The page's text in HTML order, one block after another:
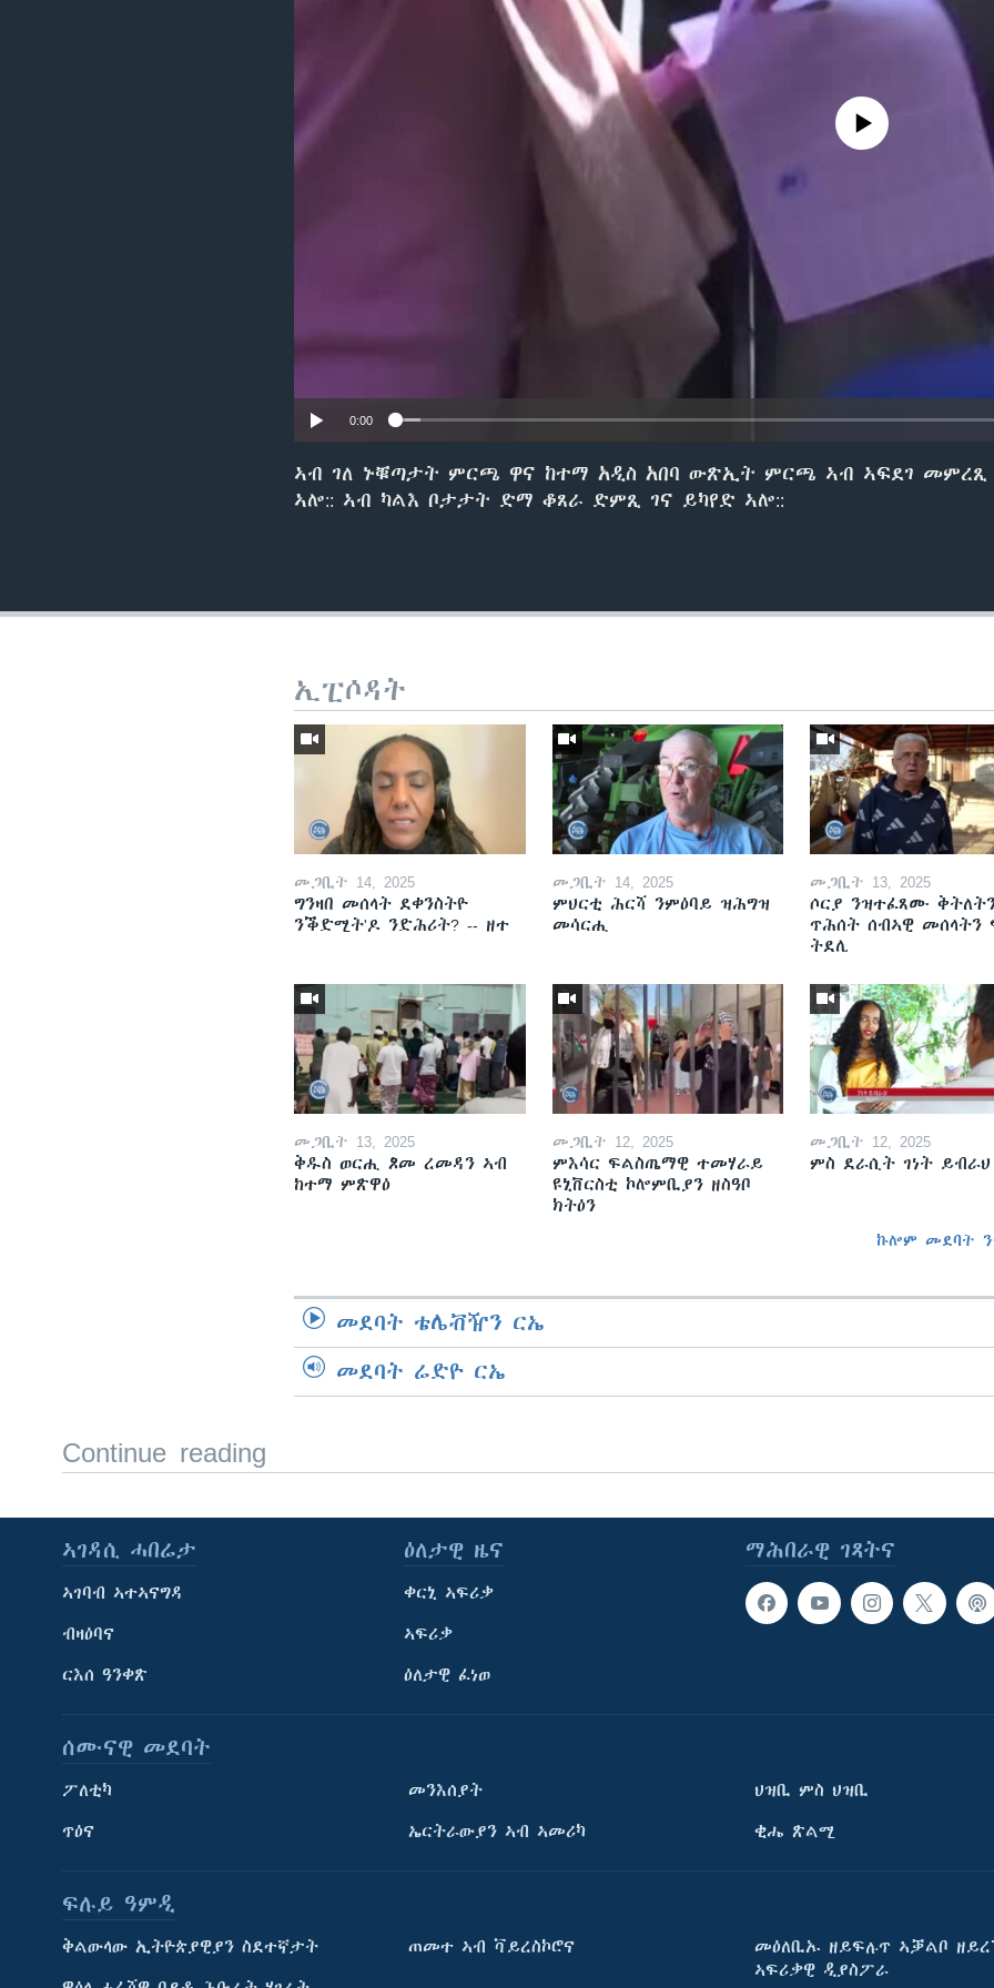
ትምህርቲ እንግሊዝኛ
ማሕበራዊ ገጻትና
No media source currently
0:00
ኣብ ገለ ኑቑጣታት ምርጫ ዋና ከተማ አዲስ አበባ ውጽኢት ምርጫ ኣብ ኣፍደገ
ኣሎ:: ኣብ ካልእ ቦታታት ድማ ቆጸራ ድምጺ ገና ይካየድ ኣሎ::
ኢፒሶዳት
መጋቢት 14, 2025
ግንዛበ መሰላት ደቀንስትዮ
ንቕድሚት'ዶ ንድሕሪት? -- ዘተ
መጋቢት 14, 2025
ምህርቲ ሕርሻ ንምዕባይ ዝሕግዝ
መሳርሒ
መጋቢት 13, 2025
ሶርያ ንዝተፈጸሙ
ጥሕሰት ሰብኣዊ መሰላትን
ትደሊ
መጋቢት 13, 2025
ቅዱስ ወርሒ ጾመ ረመዳን ኣብ
ከተማ ምጽዋዕ
መጋቢት 12, 2025
ምእሳር ፍልስጤማዊ ተመሃራይ
ዩኒቨርስቲ ኮሎምቢያን ዘስዓቦ
ክትዕን
መጋቢት 12, 2025
ምስ ደራሲት ገነት ይብራህ
ኩሎም መደባት
መደባት ቴሌቭዥን ርኤ
መደባት ሬድዮ ርኤ
Continue reading
ማሕበራዊ ገጻትና
ኣገዳሲ ሓበሬታ
ኣገባብ ኣተኣናግዳ
ብዛዕባና
ርእሰ ዓንቀጽ
ዕለታዊ ዜና
ቀርኒ ኣፍሪቃ
ኣፍሪቃ
ዕለታዊ ፈነወ
ሰሙናዊ መደባት
ፖለቲካ
ጥዕና
መንእሰያት
ኤርትራውያን ኣብ ኣመሪካ
ህዝቢ ምስ ህዝቢ
ቂሔ ጽልሚ
ፍሉይ ዓምዲ
ቅልውላው ኢትዮጵያዊያን ስደተኛታት ጠመተ ኣብ ቫይረስኮሮና
መዕለቢኡ ዘይፍሉጥ ኣቓልቦ
ኣፍሪቃዊ ዲያስፖራ